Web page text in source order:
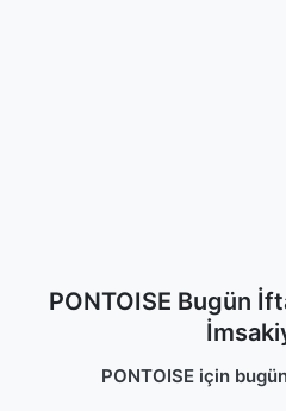
PONTOISE Bugün
PONTOISE için